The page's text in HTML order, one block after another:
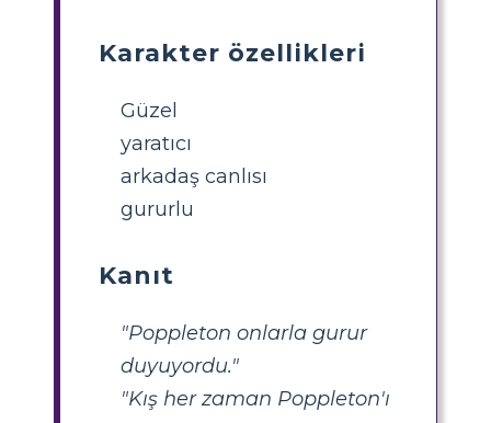
Karakter özellikleri
Güzel
yaratıcı
arkadaş canlısı
gururlu
Kanıt
"Poppleton onlarla gurur
duyuyordu."
"Kış her zaman Poppleton'ı